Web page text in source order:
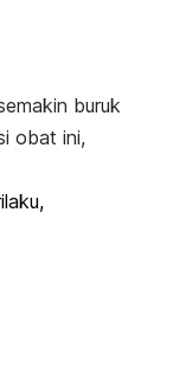
buruk
obat ini,